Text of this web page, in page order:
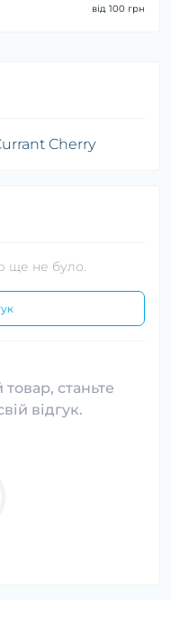
від 100 грн
Cherry
ще не було.
станьте
відгук.